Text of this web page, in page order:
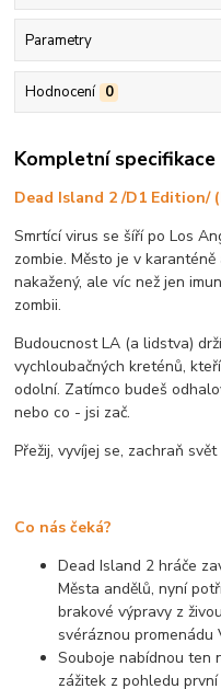
Parametry
Hodnocení 0
Kompletní specifikace
Dead Island 2 /D1 Edition/
Smrtící virus se šíří po Los
zombie. Město je v
nakažený, ale víc než jen
zombii.
Budoucnost LA (a lidstva)
vychloubačných kreténů,
odolní. Zatímco budeš
nebo co - jsi zač.
Přežij, vyvíjej se, zachraň
Co nás čeká?
Dead Island 2 hráče
Města andělů, nyní
brakové výpravy z
svéráznou promenádu
Souboje nabídnou ten
zážitek z pohledu